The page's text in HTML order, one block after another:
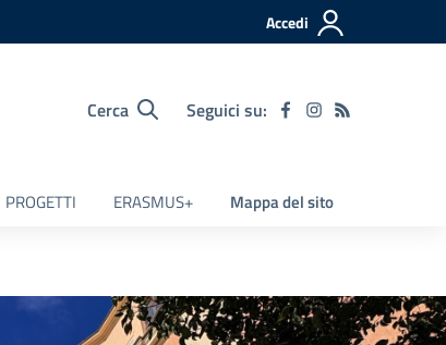
Accedi
Cerca Seguici su:
PROGETTI ERASMUS+ Mappa del sito